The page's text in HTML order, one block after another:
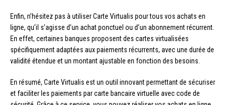
Enfin, n’hésitez pas à utiliser Carte Virtualis pour tous vos achats en
ligne, qu’il s’agisse d’un achat ponctuel ou d’un abonnement récurrent.
En effet, certaines banques proposent des cartes virtualisées
spécifiquement adaptées aux paiements récurrents, avec une durée de
validité étendue et un montant ajustable en fonction des besoins.
En résumé, Carte Virtualis est un outil innovant permettant de sécuriser
et faciliter les paiements par carte bancaire virtuelle avec code de